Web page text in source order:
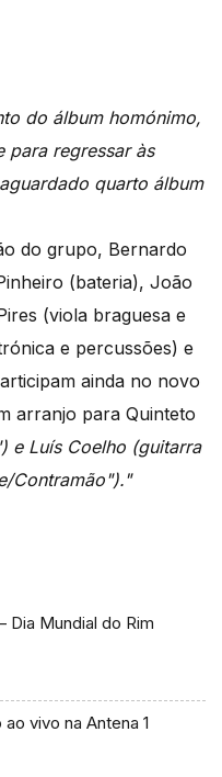
do álbum homónimo,
para regressar às
quarto álbum
do grupo, Bernardo
(bateria), João
(viola braguesa e
e percussões) e
ainda no novo
arranjo para Quinteto
e Luís Coelho (guitarra
Contramão")."
Dia Mundial do Rim
vivo na Antena 1